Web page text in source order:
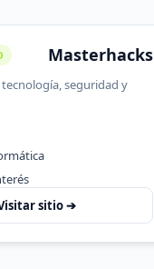
Masterhacks
seguridad y
sitio ➔